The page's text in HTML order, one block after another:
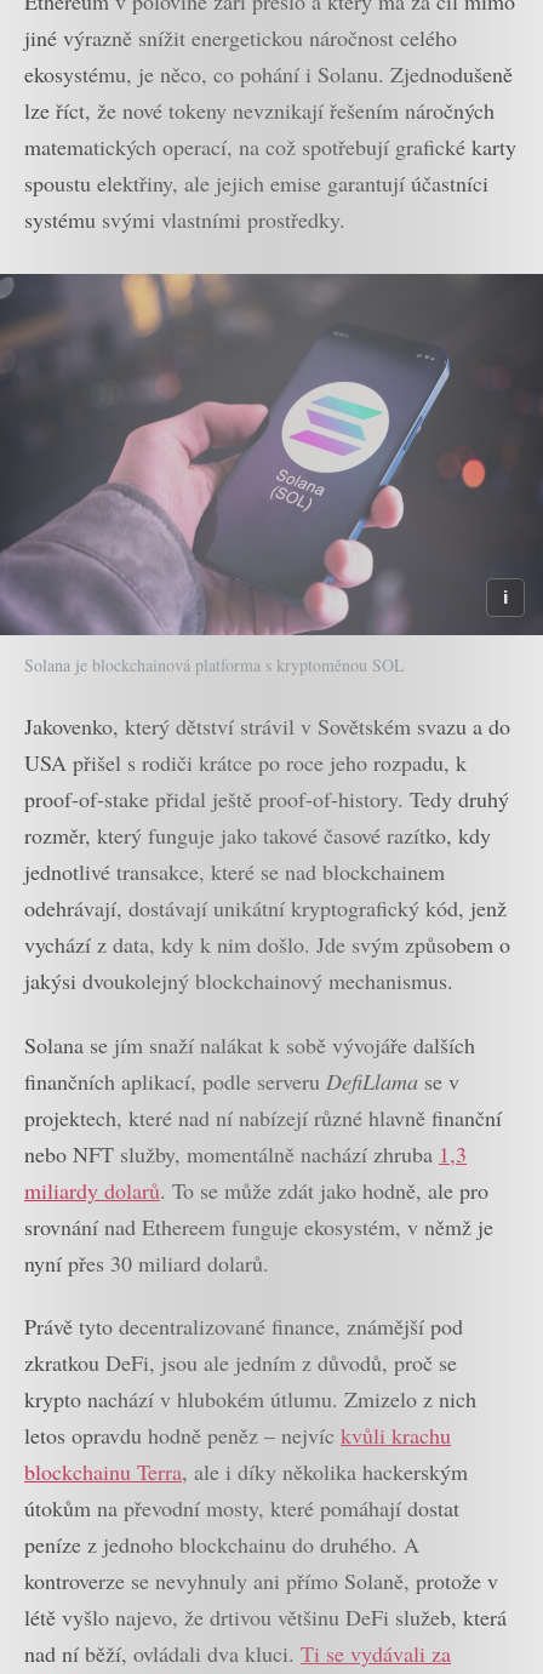
jiné výrazně snížit energetickou náročnost celého
ekosystému, je něco, co pohání i Solanu. Zjednodušeně
lze říct, že nové tokeny nevznikají řešením náročných
matematických operací, na což spotřebují grafické karty
spoustu elektřiny, ale jejich emise garantují účastníci
systému svými vlastními prostředky.
Solana je blockchainová platforma s kryptoměnou SOL
Jakovenko, který dětství strávil v Sovětském svazu a do
USA přišel s rodiči krátce po roce jeho rozpadu, k
proof-of-stake přidal ještě proof-of-history. Tedy druhý
rozměr, který funguje jako takové časové razítko, kdy
jednotlivé transakce, které se nad blockchainem
odehrávají, dostávají unikátní kryptografický kód, jenž
vychází z data, kdy k nim došlo. Jde svým způsobem o
jakýsi dvoukolejný blockchainový mechanismus.
Solana se jím snaží nalákat k sobě vývojáře dalších
finančních aplikací, podle serveru DefiLlama se v
projektech, které nad ní nabízejí různé hlavně finanční
nebo NFT služby, momentálně nachází zhruba 1,3
miliardy dolarů. To se může zdát jako hodně, ale pro
srovnání nad Ethereem funguje ekosystém, v němž je
nyní přes 30 miliard dolarů.
Právě tyto decentralizované finance, známější pod
zkratkou DeFi, jsou ale jedním z důvodů, proč se
krypto nachází v hlubokém útlumu. Zmizelo z nich
letos opravdu hodně peněz – nejvíc kvůli krachu
blockchainu Terra, ale i díky několika hackerským
útokům na převodní mosty, které pomáhají dostat
peníze z jednoho blockchainu do druhého. A
kontroverze se nevyhnuly ani přímo Solaně, protože v
létě vyšlo najevo, že drtivou většinu DeFi služeb, která
nad ní běží, ovládali dva kluci. Ti se vydávali za